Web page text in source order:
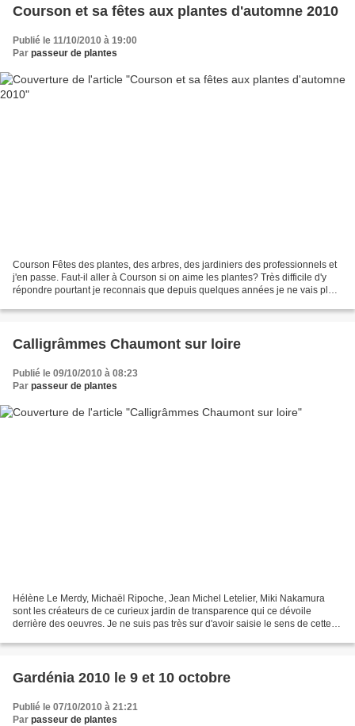
Courson et sa fêtes aux plantes d'automne 2010
Publié le 11/10/2010 à 19:00
Par passeur de plantes
Courson Fêtes des plantes, des arbres, des jardiniers des professionnels et
j'en passe. Faut-il aller à Courson si on aime les plantes? Très difficile d'y
répondre pourtant je reconnais que depuis quelques années je ne vais plus
Calligrâmmes Chaumont sur loire
Publié le 09/10/2010 à 08:23
Par passeur de plantes
Hélène Le Merdy, Michaël Ripoche, Jean Michel Letelier, Miki Nakamura
sont les créateurs de ce curieux jardin de transparence qui ce dévoile
derrière des oeuvres. Je ne suis pas très sur d'avoir saisie le sens de cette
Gardénia 2010 le 9 et 10 octobre
Publié le 07/10/2010 à 21:21
Par passeur de plantes